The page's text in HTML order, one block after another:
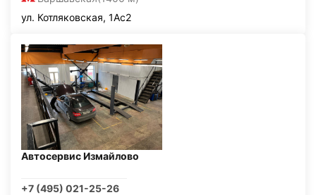
ул. Котляковская, 1Ас2
Автосервис Измайлово
+7 (495) 021-25-26